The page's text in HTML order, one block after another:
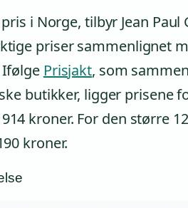
i Norge, tilbyr Jean Paul
priser sammenlignet
Prisjakt, som
butikker, ligger prisene
kroner. For den større
kroner.